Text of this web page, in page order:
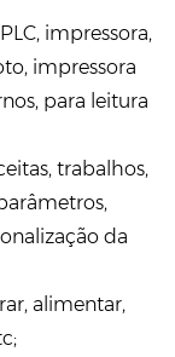
impressora,
impressora
para leitura
trabalhos,
da
alimentar,